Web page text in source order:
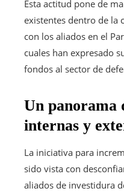
Esta actitud pone de
existentes dentro de la
con los aliados en el
cuales han expresado
fondos al sector de
Un panorama
internas y
La iniciativa para
sido vista con
aliados de investidura